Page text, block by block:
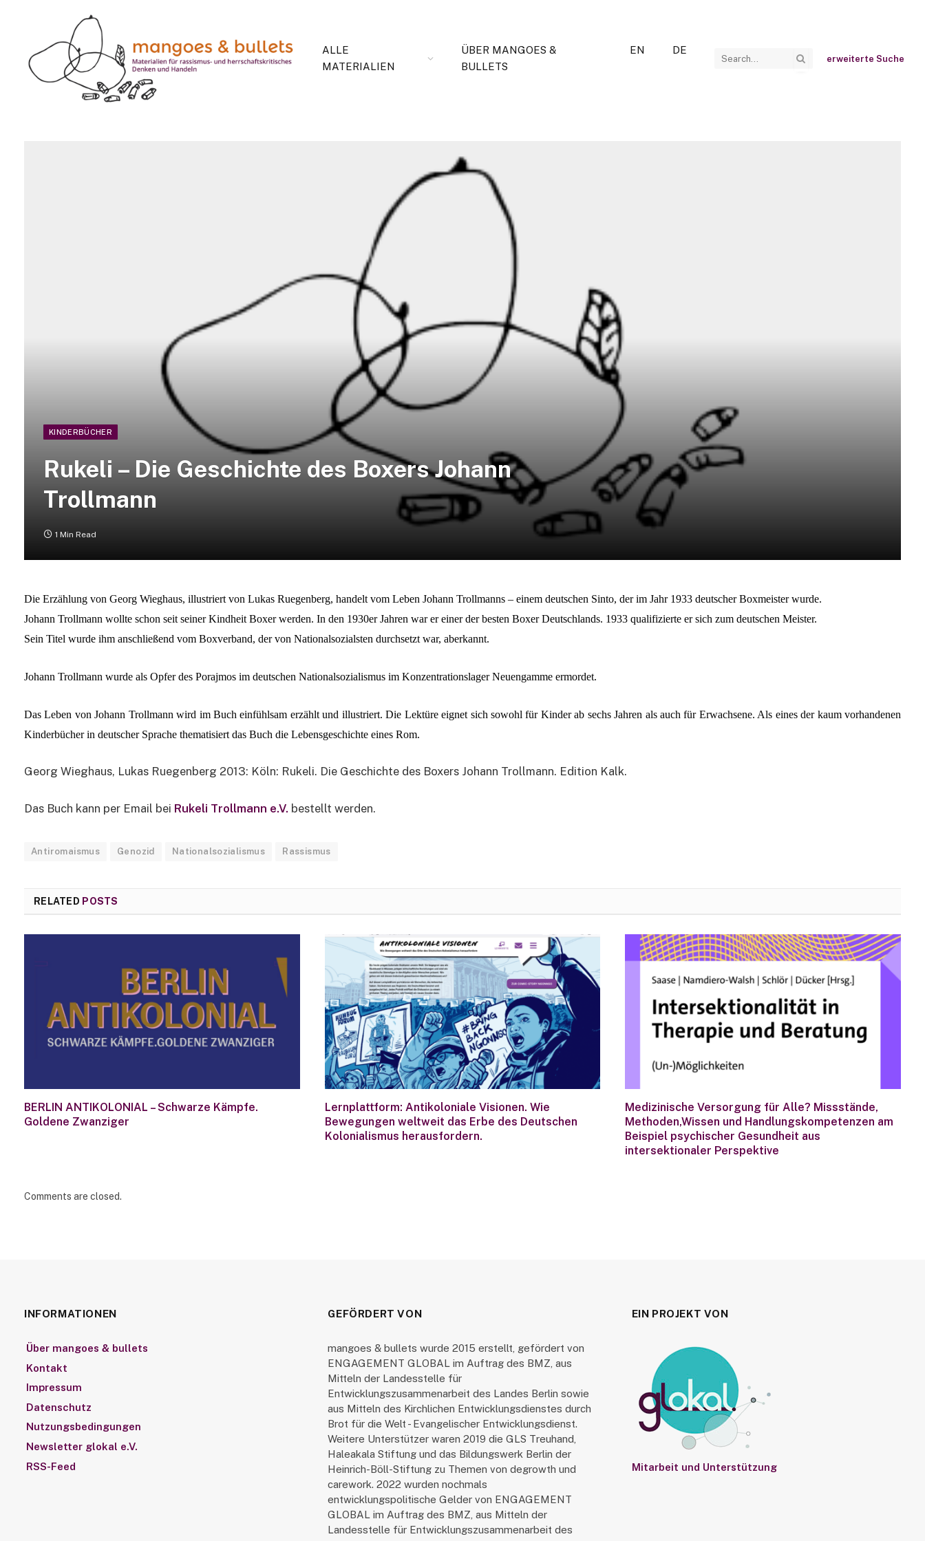
ALLE
MATERIALIEN
ÜBER MANGOES &
BULLETS
EN DE
erweiterte Suche
KINDERBÜCHER
Rukeli – Die Geschichte des Boxers Johann
Trollmann
1 Min Read
Die Erzählung von Georg Wieghaus, illustriert von Lukas Ruegenberg, handelt vom Leben Johann Trollmanns – einem deutschen Sinto, der im Jahr 1933 deutscher Boxmeister wurde.
Johann Trollmann wollte schon seit seiner Kindheit Boxer werden. In den 1930er Jahren war er einer der besten Boxer Deutschlands. 1933 qualifizierte er sich zum deutschen Meister.
Sein Titel wurde ihm anschließend vom Boxverband, der von Nationalsozialsten durchsetzt war, aberkannt.
Johann Trollmann wurde als Opfer des Porajmos im deutschen Nationalsozialismus im Konzentrationslager Neuengamme ermordet.
Das Leben von Johann Trollmann wird im Buch einfühlsam erzählt und illustriert. Die Lektüre eignet sich sowohl für Kinder ab sechs Jahren als auch für Erwachsene. Als eines der kaum vorhandenen
Kinderbücher in deutscher Sprache thematisiert das Buch die Lebensgeschichte eines Rom.
Georg Wieghaus, Lukas Ruegenberg 2013: Köln: Rukeli. Die Geschichte des Boxers Johann Trollmann. Edition Kalk.
Das Buch kann per Email bei Rukeli Trollmann e.V. bestellt werden.
Antiromaismus Genozid Nationalsozialismus Rassismus
RELATED POSTS
BERLIN ANTIKOLONIAL – Schwarze Kämpfe.
Goldene Zwanziger
Lernplattform: Antikoloniale Visionen. Wie
Bewegungen weltweit das Erbe des Deutschen
Kolonialismus herausfordern.
Medizinische Versorgung für Alle? Missstände,
Methoden,Wissen und Handlungskompetenzen am
Beispiel psychischer Gesundheit aus
intersektionaler Perspektive
Comments are closed.
INFORMATIONEN
Über mangoes & bullets
Kontakt
Impressum
Datenschutz
Nutzungsbedingungen
Newsletter glokal e.V.
RSS-Feed
GEFÖRDERT VON
mangoes & bullets wurde 2015 erstellt, gefördert von
ENGAGEMENT GLOBAL im Auftrag des BMZ, aus
Mitteln der Landesstelle für
Entwicklungszusammenarbeit des Landes Berlin sowie
aus Mitteln des Kirchlichen Entwicklungsdienstes durch
Brot für die Welt - Evangelischer Entwicklungsdienst.
Weitere Unterstützer waren 2019 die GLS Treuhand,
Haleakala Stiftung und das Bildungswerk Berlin der
Heinrich-Böll-Stiftung zu Themen von degrowth und
carework. 2022 wurden nochmals
entwicklungspolitische Gelder von ENGAGEMENT
GLOBAL im Auftrag des BMZ, aus Mitteln der
Landesstelle für Entwicklungszusammenarbeit des
EIN PROJEKT VON
Mitarbeit und Unterstützung